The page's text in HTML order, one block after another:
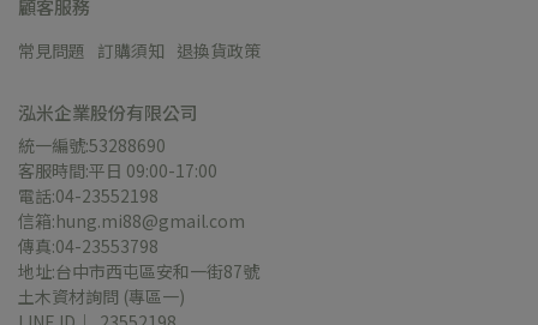
顧客服務
常見問題 訂購須知 退換貨政策
泓米企業股份有限公司
統一編號:53288690
客服時間:平日 09:00-17:00
電話:04-23552198
信箱:hung.mi88@gmail.com
傳真:04-23553798
地址:台中市西屯區安和一街87號
土木資材詢問 (專區一)